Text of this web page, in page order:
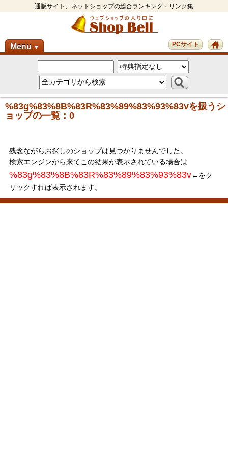
通販サイト、ネットショップの総合ランキング・リンク集
Menu ▼ PCサイト
%83g%83%8B%83R%83%89%83%93%83vを扱うシ
ョップの一覧：0
残念ながらお探しのショップは見つかりませんでした。
検索エンジンから来てこの結果が表示されている場合は
%83g%83%8B%83R%83%89%83%93%83v←をク
リックすれば表示されます。